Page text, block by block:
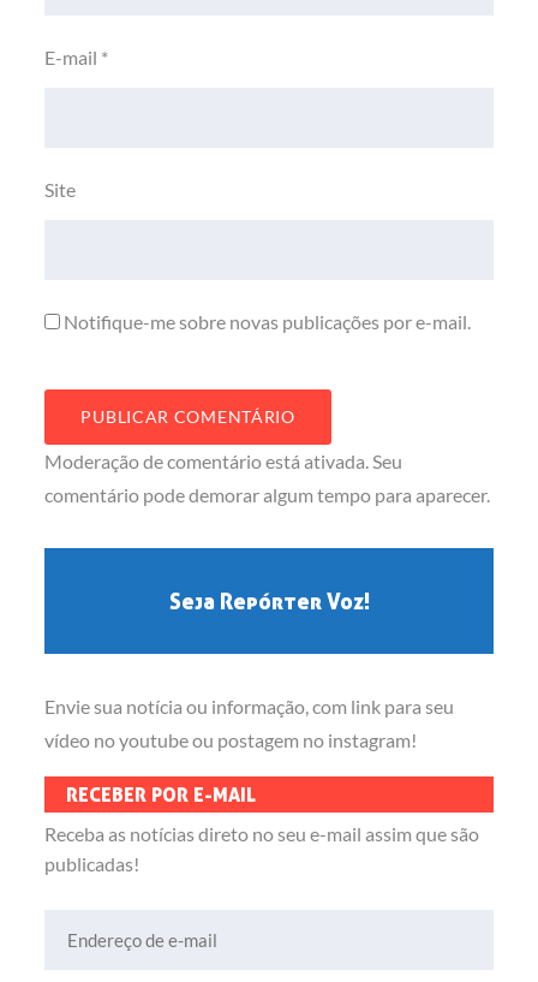
E-mail *
Site
Notifique-me sobre novas publicações por e-mail.
Moderação de comentário está ativada. Seu
comentário pode demorar algum tempo para aparecer.
Seja Repórter Voz!
Envie sua notícia ou informação, com link para seu
vídeo no youtube ou postagem no instagram!
RECEBER POR E-MAIL
Receba as notícias direto no seu e-mail assim que são
publicadas!